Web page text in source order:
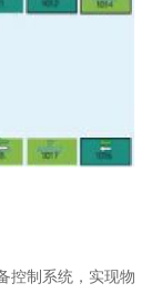
控制系统，实现物